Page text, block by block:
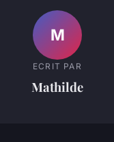
M
ECRIT PAR
Mathilde